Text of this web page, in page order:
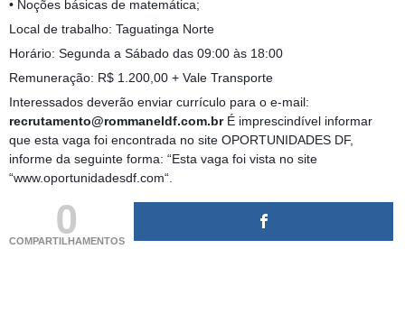
• Noções básicas de matemática;
Local de trabalho: Taguatinga Norte
Horário: Segunda a Sábado das 09:00 às 18:00
Remuneração: R$ 1.200,00 + Vale Transporte
Interessados deverão enviar currículo para o e-mail:
recrutamento@rommaneldf.com.brÉ imprescindível informar
que esta vaga foi encontrada no site OPORTUNIDADES DF,
informe da seguinte forma: “Esta vaga foi vista no site
“www.oportunidadesdf.com“.
0
COMPARTILHAMENTOS